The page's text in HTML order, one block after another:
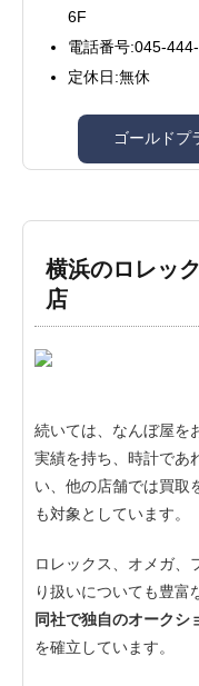
6F
電話番号:045-
定休日:無休
ゴールドプ
横浜のロレッ
店
続いては、なんぼ屋を
実績を持ち、時計であ
い、他の店舗では買取
も対象としています。
ロレックス、オメガ、
り扱いについても豊富
同社で独自のオークシ
を確立しています。